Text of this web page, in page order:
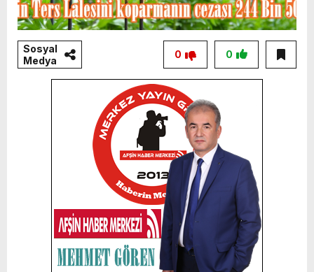
Sosyal
Medya
0
0